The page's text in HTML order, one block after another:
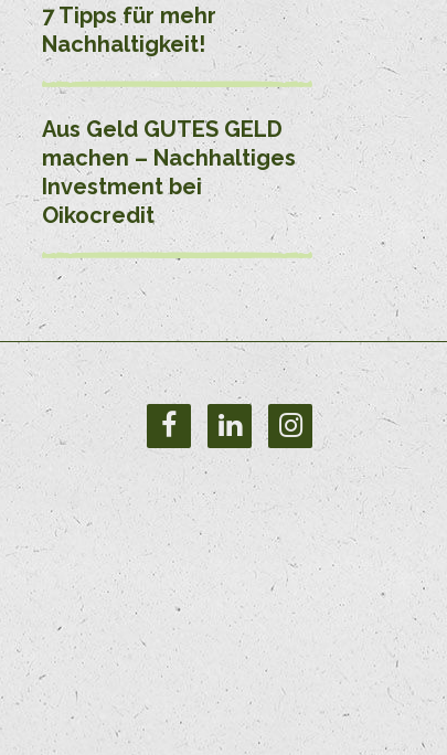
7 Tipps für mehr
Nachhaltigkeit!
Aus Geld GUTES GELD
machen – Nachhaltiges
Investment bei
Oikocredit